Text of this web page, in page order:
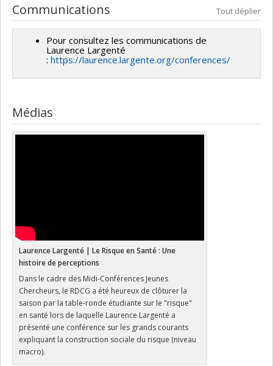
Communications Tout déplier
Pour consultez les communications de
Laurence Largenté
: https://laurence.largente.org/conferences/
Médias
Laurence Largenté | Le Risque en Santé : Une
histoire de perceptions
Dans le cadre des Midi-Conférences Jeunes
Chercheurs, le RDCG a été heureux de clôturer la
saison par la table-ronde étudiante sur le "risque"
en santé lors de laquelle Laurence Largenté a
présenté une conférence sur les grands courants
expliquant la construction sociale du risque (niveau
macro).